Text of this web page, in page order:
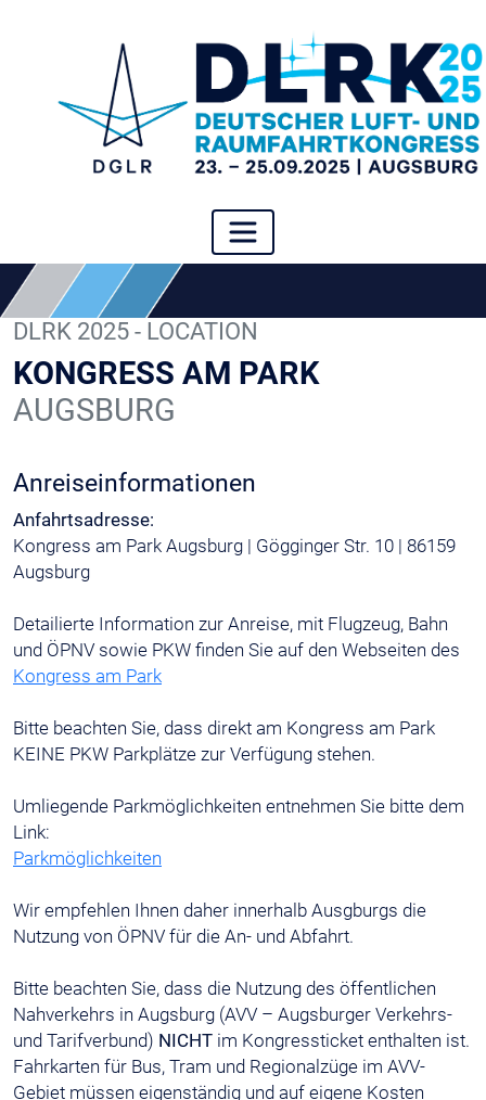
DLRK 2025 - LOCATION
KONGRESS AM PARK
AUGSBURG
Anreiseinformationen
Anfahrtsadresse:
Kongress am Park Augsburg | Gögginger Str. 10 | 86159
Augsburg
Detailierte Information zur Anreise, mit Flugzeug, Bahn
und ÖPNV sowie PKW finden Sie auf den Webseiten des
Kongress am Park
Bitte beachten Sie, dass direkt am Kongress am Park
KEINE PKW Parkplätze zur Verfügung stehen.
Umliegende Parkmöglichkeiten entnehmen Sie bitte dem
Link:
Parkmöglichkeiten
Wir empfehlen Ihnen daher innerhalb Ausgburgs die
Nutzung von ÖPNV für die An- und Abfahrt.
Bitte beachten Sie, dass die Nutzung des öffentlichen
Nahverkehrs in Augsburg (AVV – Augsburger Verkehrs-
und Tarifverbund) NICHT im Kongressticket enthalten ist.
Fahrkarten für Bus, Tram und Regionalzüge im AVV-
Gebiet müssen eigenständig und auf eigene Kosten